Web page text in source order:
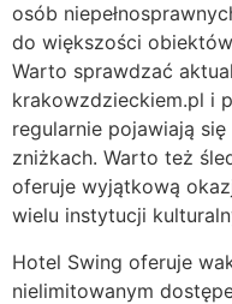
osób
do większości
Warto sprawdzać
krakowzdzieckiem.pl i
regularnie pojawiają
zniżkach. Warto też
oferuje wyjątkową
wielu instytucji
Hotel Swing oferuje
nielimitowanym